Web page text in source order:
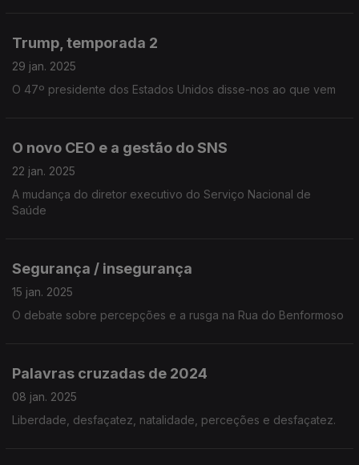
Trump, temporada 2
29 jan. 2025
O 47º presidente dos Estados Unidos disse-nos ao que vem
O novo CEO e a gestão do SNS
22 jan. 2025
A mudança do diretor executivo do Serviço Nacional de
Saúde
Segurança / insegurança
15 jan. 2025
O debate sobre percepções e a rusga na Rua do Benformoso
Palavras cruzadas de 2024
08 jan. 2025
Liberdade, desfaçatez, natalidade, perceções e desfaçatez.